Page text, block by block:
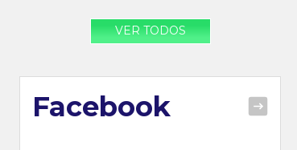
VER TODOS
Facebook